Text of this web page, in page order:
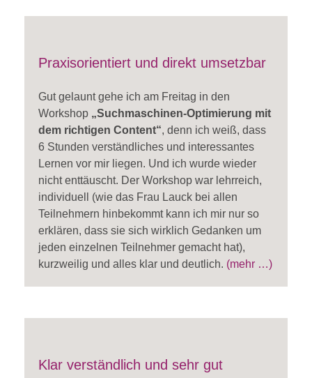
Praxisorientiert und direkt umsetzbar
Gut gelaunt gehe ich am Freitag in den
Workshop „Suchmaschinen-Optimierung mit
dem richtigen Content“, denn ich weiß, dass
6 Stunden verständliches und interessantes
Lernen vor mir liegen. Und ich wurde wieder
nicht enttäuscht. Der Workshop war lehrreich,
individuell (wie das Frau Lauck bei allen
Teilnehmern hinbekommt kann ich mir nur so
erklären, dass sie sich wirklich Gedanken um
jeden einzelnen Teilnehmer gemacht hat),
kurzweilig und alles klar und deutlich. (mehr …)
Klar verständlich und sehr gut